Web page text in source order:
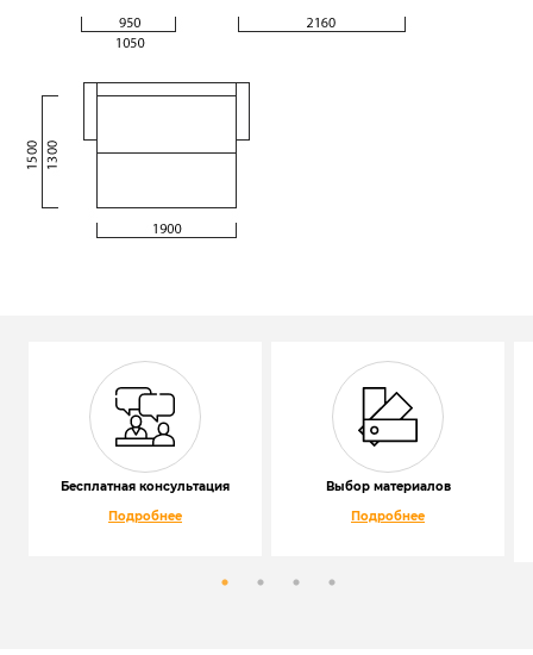
Бесплатная консультация
Подробнее
Выбор материалов
Подробнее